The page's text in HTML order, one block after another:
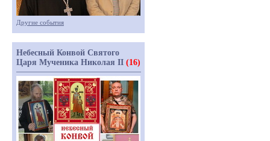
Другие события
Небесный Конвой Святого
Царя Мученика Николая II (16)